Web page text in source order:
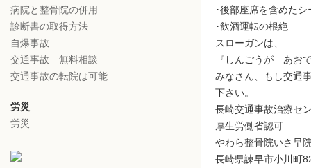
･後部座席を含めた
･飲酒運転の根絶
スローガンは、
『しんごうが あお
みなさん、もし交通
下さい。
長崎交通事故治療セ
厚生労働省認可
やわら整骨院いさ早
長崎県諫早市小川町
病院と整骨院の併用
診断書の取得方法
自爆事故
交通事故 無料相談
交通事故の転院は可能
労災
労災